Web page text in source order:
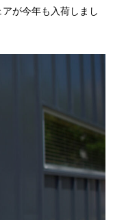
アが今年も入荷しまし